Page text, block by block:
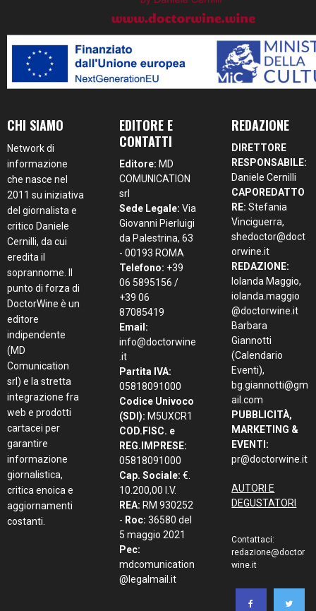
CHI SIAMO
Network di
informazione
che nasce nel
2011 su iniziativa
del giornalista e
critico Daniele
Cernilli, da cui
eredita il
soprannome. Il
punto di forza di
DoctorWine è un
editore
indipendente
(MD
Comunication
srl) e la stretta
integrazione fra
web e prodotti
cartacei per
garantire
informazione
giornalistica,
critica enoica e
aggiornamenti
costanti.
EDITORE E
CONTATTI
Editore: MD
COMUNICATION
srl
Sede Legale: Via
Giovanni Pierluigi
da Palestrina, 63
- 00193 ROMA
Telefono: +39
06 5895156 /
+39 06
87085419
Email:
info@doctorwine
.it
Partita IVA:
05818091000
Codice Univoco
(SDI): M5UXCR1
COD.FISC. e
REG.IMPRESE:
05818091000
Cap. Sociale: €.
10.200,00 I.V.
REA: RM 930252
- Roc: 36580 del
5 maggio 2021
Pec:
mdcomunication
@legalmail.it
REDAZIONE
DIRETTORE
RESPONSABILE:
Daniele Cernilli
CAPOREDATTO
RE: Stefania
Vinciguerra,
shedoctor@doct
orwine.it
REDAZIONE:
Iolanda Maggio,
iolanda.maggio
@doctorwine.it
Barbara
Giannotti
(Calendario
Eventi),
bg.giannotti@gm
ail.com
PUBBLICITÀ,
MARKETING &
EVENTI:
pr@doctorwine.it
AUTORI E
DEGUSTATORI
Contattaci:
redazione@doctor
wine.it